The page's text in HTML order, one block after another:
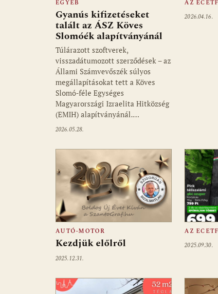
EGYÉB
Gyanús kifizetéseket
talált az ÁSZ Köves
Slomóék alapítványánál
Túlárazott szoftverek,
visszadátumozott szerződések – az
Állami Számvevőszék súlyos
megállapításokat tett a Köves
Slomó-féle Egységes
Magyarországi Izraelita Hitközség
(EMIH) alapítványánál.…
2026.05.28.
AZ
2026.04.16.
AUTÓ-MOTOR
Kezdjük előlről
2025.12.31.
AZ
2025.09.30.